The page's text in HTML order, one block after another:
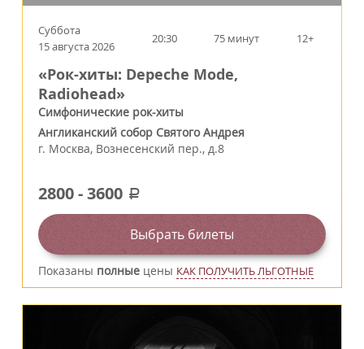
Суббота
15 августа 2026
20:30 75 минут 12+
«Рок-хиты: Depeche Mode,
Radiohead»
Симфонические рок-хиты
Англиканский собор Святого Андрея
г. Москва, Вознесенский пер., д.8
2800-3600 a
Выбрать билеты
Показаны полные цены КАК ПОЛУЧИТЬ ЛЬГОТНЫЕ